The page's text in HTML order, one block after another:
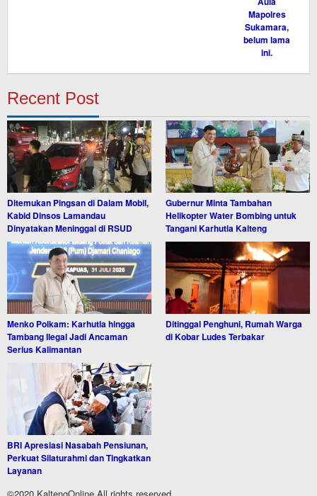
Recent Post
Ditemukan Pingsan di Dalam Mobil,
Kabid Dinsos Lamandau
Dinyatakan Meninggal di RSUD
Gubernur Minta Tambahan
Helikopter Water Bombing untuk
Tangani Karhutla Kalteng
Menko Polkam: Karhutla hingga
Tambang Ilegal Jadi Ancaman
Serius Kalimantan
Ditinggal Penghuni, Rumah Warga
di Kobar Ludes Terbakar
BRI Apresiasi Nasabah Pensiunan,
Perkuat Silaturahmi dan Tingkatkan
Layanan